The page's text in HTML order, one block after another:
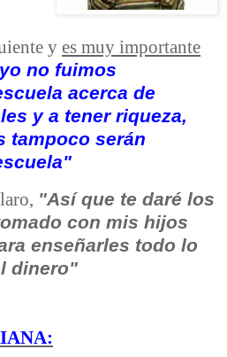
y es muy importante
no fuimos
acerca de
y a tener riqueza,
tampoco serán
"Así que te daré los
con mis hijos
enseñarles todo lo
dinero"